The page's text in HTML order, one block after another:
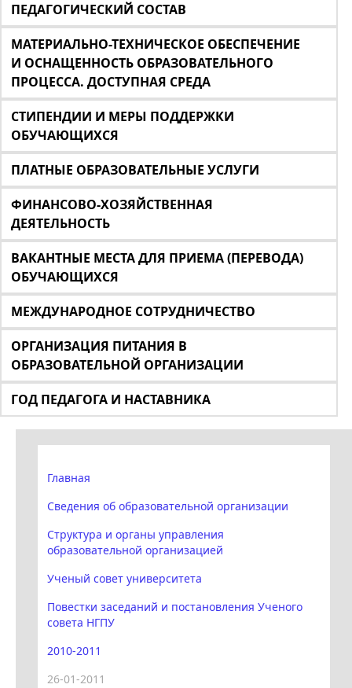
ПЕДАГОГИЧЕСКИЙ СОСТАВ
МАТЕРИАЛЬНО-ТЕХНИЧЕСКОЕ ОБЕСПЕЧЕНИЕ
И ОСНАЩЕННОСТЬ ОБРАЗОВАТЕЛЬНОГО
ПРОЦЕССА. ДОСТУПНАЯ СРЕДА
СТИПЕНДИИ И МЕРЫ ПОДДЕРЖКИ
ОБУЧАЮЩИХСЯ
ПЛАТНЫЕ ОБРАЗОВАТЕЛЬНЫЕ УСЛУГИ
ФИНАНСОВО-ХОЗЯЙСТВЕННАЯ
ДЕЯТЕЛЬНОСТЬ
ВАКАНТНЫЕ МЕСТА ДЛЯ ПРИЕМА (ПЕРЕВОДА)
ОБУЧАЮЩИХСЯ
МЕЖДУНАРОДНОЕ СОТРУДНИЧЕСТВО
ОРГАНИЗАЦИЯ ПИТАНИЯ В
ОБРАЗОВАТЕЛЬНОЙ ОРГАНИЗАЦИИ
ГОД ПЕДАГОГА И НАСТАВНИКА
Главная
Сведения об образовательной организации
Структура и органы управления
образовательной организацией
Ученый совет университета
Повестки заседаний и постановления Ученого
совета НГПУ
2010-2011
26-01-2011